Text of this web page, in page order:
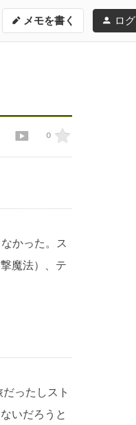
メモを書く ロ
0
かった。ス
魔法）、テ
ったしスト
いだろうと